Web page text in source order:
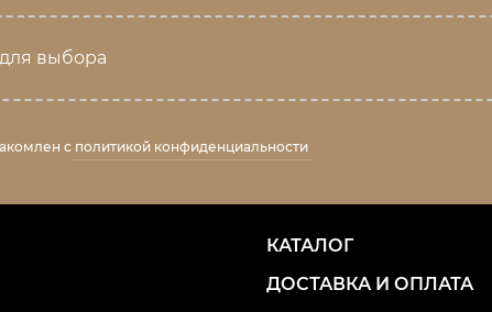
выбора
с политикой конфиденциальности
КАТАЛОГ
ДОСТАВКА И ОПЛАТА